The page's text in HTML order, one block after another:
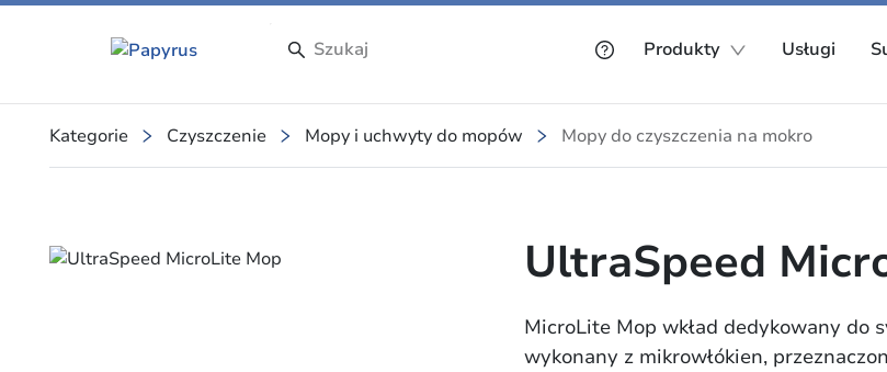
Produkty Usługi
Kategorie Czyszczenie Mopy i uchwyty do mopów Mopy do czyszczenia na mokro
Slide 1 of 1 UltraSpeed
MicroLite Mop wkład dedykowany do
wykonany z mikrowłókien,